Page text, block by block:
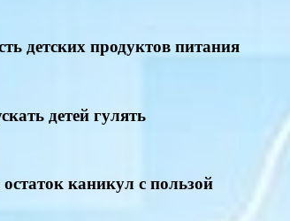
детских продуктов питания
детей гулять
каникул с пользой